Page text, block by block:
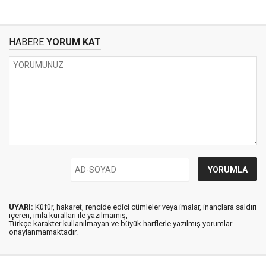
HABERE YORUM KAT
UYARI: Küfür, hakaret, rencide edici cümleler veya imalar, inançlara saldırı
içeren, imla kuralları ile yazılmamış,
Türkçe karakter kullanılmayan ve büyük harflerle yazılmış yorumlar
onaylanmamaktadır.